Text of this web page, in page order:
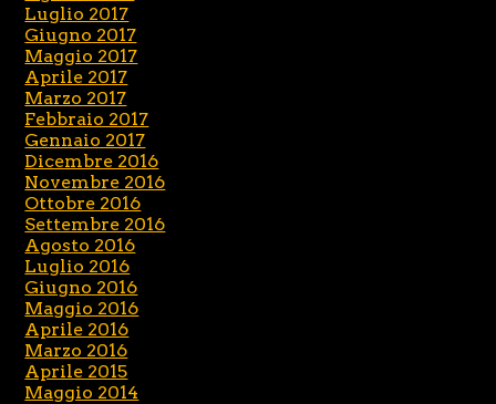
Luglio 2017
Giugno 2017
Maggio 2017
Aprile 2017
Marzo 2017
Febbraio 2017
Gennaio 2017
Dicembre 2016
Novembre 2016
Ottobre 2016
Settembre 2016
Agosto 2016
Luglio 2016
Giugno 2016
Maggio 2016
Aprile 2016
Marzo 2016
Aprile 2015
Maggio 2014